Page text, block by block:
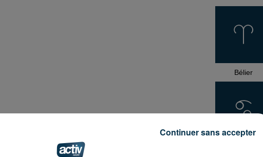
de 76 mineurs. Selon un récit du journal
situé dans le Sud du pays. Il s'agit de
Bélier
Continuer sans accepter